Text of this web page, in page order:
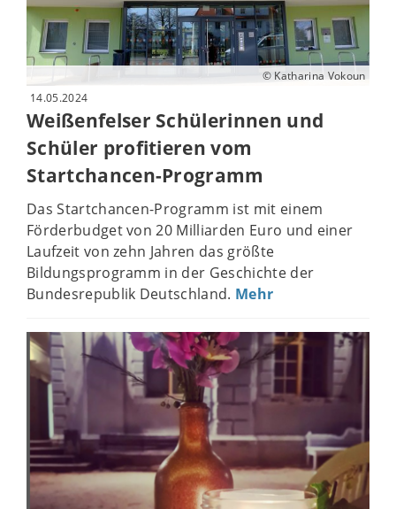
© Katharina Vokoun
14.05.2024
Weißenfelser Schülerinnen und
Schüler profitieren vom
Startchancen-Programm
Das Startchancen-Programm ist mit einem
Förderbudget von 20 Milliarden Euro und einer
Laufzeit von zehn Jahren das größte
Bildungsprogramm in der Geschichte der
Bundesrepublik Deutschland. Mehr